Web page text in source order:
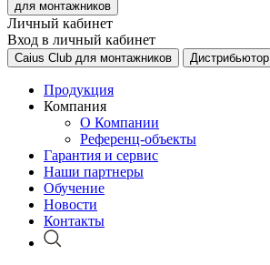
для монтажников
Личный кабинет
Вход в личный кабинет
Caius Club для монтажников Дистрибьютор
Продукция
Компания
О Компании
Референц-объекты
Гарантия и сервис
Наши партнеры
Обучение
Новости
Контакты